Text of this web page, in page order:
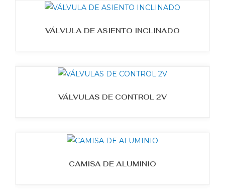
VÁLVULA DE ASIENTO INCLINADO
VÁLVULAS DE CONTROL 2V
CAMISA DE ALUMINIO